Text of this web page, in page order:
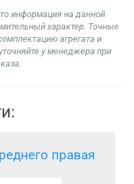
информация на данной
характер. Точные
агрегата и
у менеджера при
правая